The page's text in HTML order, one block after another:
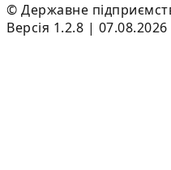
© Державне
Версія 1.2.8 | 07.08.2026